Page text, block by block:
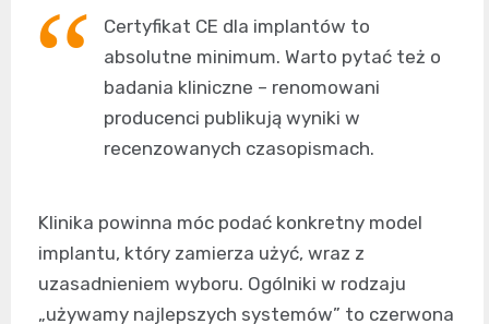
Certyfikat CE dla implantów to
absolutne minimum. Warto pytać też o
badania kliniczne – renomowani
producenci publikują wyniki w
recenzowanych czasopismach.
Klinika powinna móc podać konkretny model
implantu, który zamierza użyć, wraz z
uzasadnieniem wyboru. Ogólniki w rodzaju
„używamy najlepszych systemów” to czerwona